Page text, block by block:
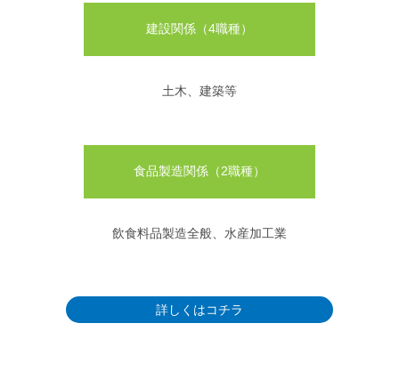
建設関係（4職種）
土木、建築等
食品製造関係（2職種）
飲食料品製造全般、水産加工業
詳しくはコチラ